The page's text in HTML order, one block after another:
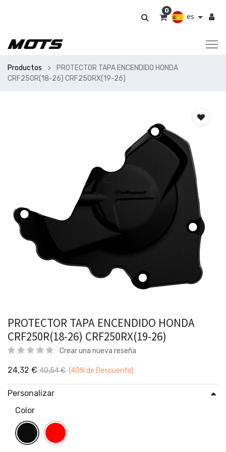
es
0
Productos
PROTECTOR TAPA ENCENDIDO HONDA
CRF250R(18-26) CRF250RX(19-26)
PROTECTOR TAPA ENCENDIDO HONDA
CRF250R(18-26) CRF250RX(19-26)
Crear una nueva reseña
24,32 € 40,54€ (40%de Descuento)
Personalizar
Color